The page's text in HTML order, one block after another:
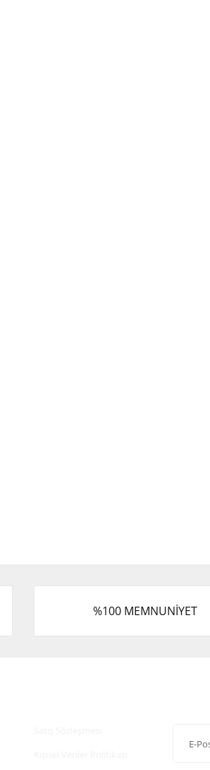
%100 MEMNUNİYET